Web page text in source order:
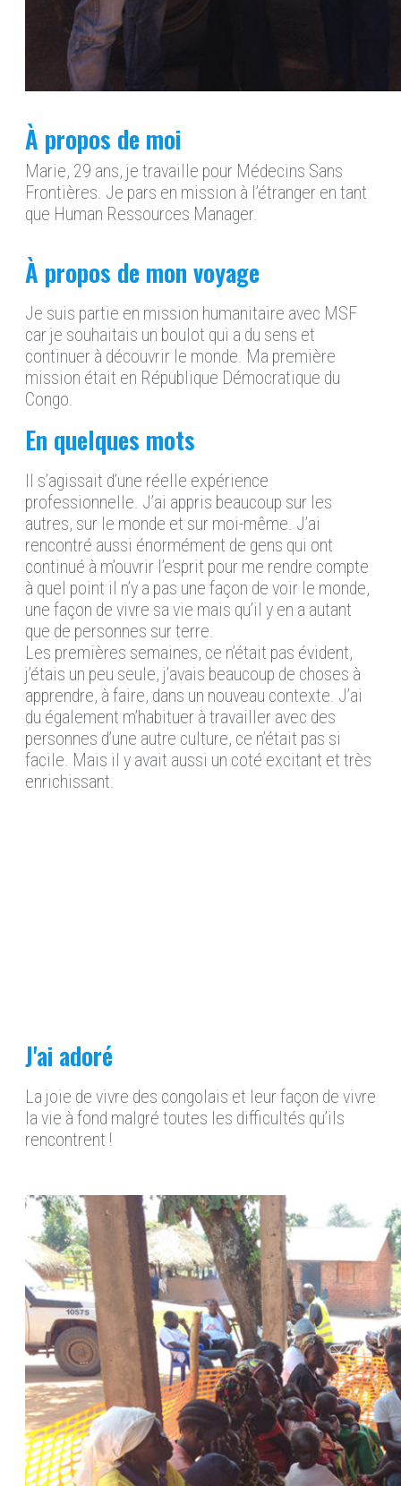
À propos de moi
Marie, 29 ans, je travaille pour Médecins Sans
Frontières. Je pars en mission à l’étranger en tant
que Human Ressources Manager.
À propos de mon voyage
Je suis partie en mission humanitaire avec MSF
car je souhaitais un boulot qui a du sens et
continuer à découvrir le monde. Ma première
mission était en République Démocratique du
Congo.
En quelques mots
Il s’agissait d’une réelle expérience
professionnelle. J’ai appris beaucoup sur les
autres, sur le monde et sur moi-même. J’ai
rencontré aussi énormément de gens qui ont
continué à m’ouvrir l’esprit pour me rendre compte
à quel point il n’y a pas une façon de voir le monde,
une façon de vivre sa vie mais qu’il y en a autant
que de personnes sur terre.
Les premières semaines, ce n’était pas évident,
j’étais un peu seule, j’avais beaucoup de choses à
apprendre, à faire, dans un nouveau contexte. J’ai
du également m’habituer à travailler avec des
personnes d’une autre culture, ce n’était pas si
facile. Mais il y avait aussi un coté excitant et très
enrichissant.
J'ai adoré
La joie de vivre des congolais et leur façon de vivre
la vie à fond malgré toutes les difficultés qu’ils
rencontrent !